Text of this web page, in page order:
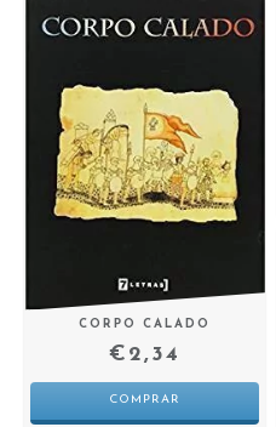
CORPO CALADO
€2,34